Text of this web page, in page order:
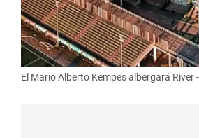
El Mario Alberto Kempes albergará River